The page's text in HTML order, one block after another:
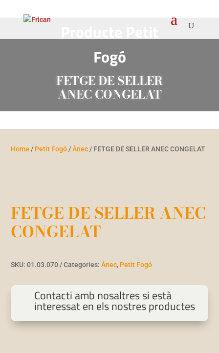
Fogó
FETGE DE SELLER
ANEC CONGELAT
Home / Petit Fogó /Ànec / FETGE DE SELLER ANEC CONGELAT
FETGE DE SELLER ANEC
CONGELAT
SKU:01.03.070 Categories:Ànec, Petit Fogó
Contacti amb nosaltres si està
interessat en els nostres productes